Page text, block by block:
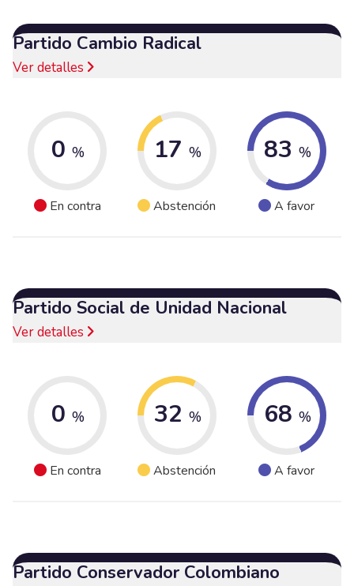
Partido Cambio Radical
Ver detalles
0 %
En contra
17 %
Abstención
83 %
A favor
Partido Social de Unidad Nacional
Ver detalles
0 %
En contra
32 %
Abstención
68 %
A favor
Partido Conservador Colombiano